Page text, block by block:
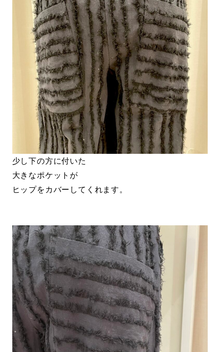
少し下の方に付いた
大きなポケットが
ヒップをカバーしてくれます。